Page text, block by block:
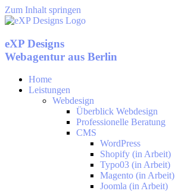
Zum Inhalt springen
eXP Designs
Webagentur aus Berlin
Home
Leistungen
Webdesign
Überblick Webdesign
Professionelle Beratung
CMS
WordPress
Shopify (in Arbeit)
Typo03 (in Arbeit)
Magento (in Arbeit)
Joomla (in Arbeit)